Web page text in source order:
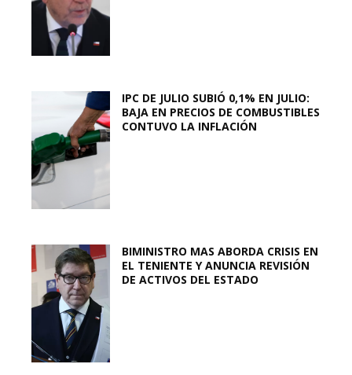
IPC DE JULIO SUBIÓ 0,1% EN JULIO:
BAJA EN PRECIOS DE COMBUSTIBLES
CONTUVO LA INFLACIÓN
BIMINISTRO MAS ABORDA CRISIS EN
EL TENIENTE Y ANUNCIA REVISIÓN
DE ACTIVOS DEL ESTADO